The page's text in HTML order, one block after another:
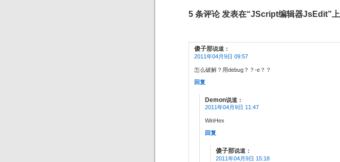
5 条评论 发表在“JScript编辑器JsEdit”上
傻子那说道：
2011年04月9日 09:57
怎么破解？用debug？？-e？？
回复
Demon说道：
2011年04月9日 11:47
WinHex
回复
傻子那说道：
2011年04月9日 15:18